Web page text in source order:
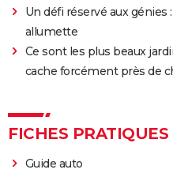
Jacob Elordi présenté
Un défi réservé aux génies
allumette
Ce sont les plus beaux
cache forcément près de
FICHES PRATIQUES
Guide auto